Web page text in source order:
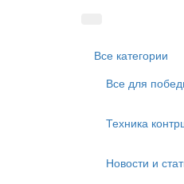
Все категории
Все для
Техника
Новости и